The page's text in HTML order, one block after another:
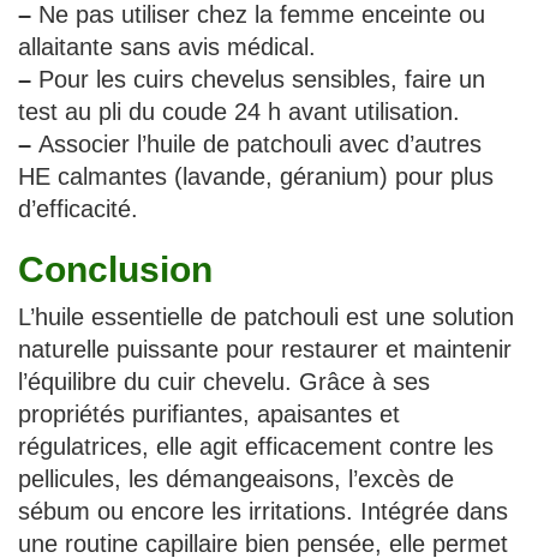
– Ne pas utiliser chez la femme enceinte ou
allaitante sans avis médical.
– Pour les cuirs chevelus sensibles, faire un
test au pli du coude 24 h avant utilisation.
– Associer l’huile de patchouli avec d’autres
HE calmantes (lavande, géranium) pour plus
d’efficacité.
Conclusion
L’huile essentielle de patchouli est une solution
naturelle puissante pour restaurer et maintenir
l’équilibre du cuir chevelu. Grâce à ses
propriétés purifiantes, apaisantes et
régulatrices, elle agit efficacement contre les
pellicules, les démangeaisons, l’excès de
sébum ou encore les irritations. Intégrée dans
une routine capillaire bien pensée, elle permet